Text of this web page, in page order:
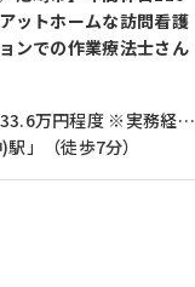
ットホームな訪問看護
ンでの作業療法士さん
【月収】26.9万円 ～ 33.6万円程度 ※実務経験3年以上
」（徒歩7分）